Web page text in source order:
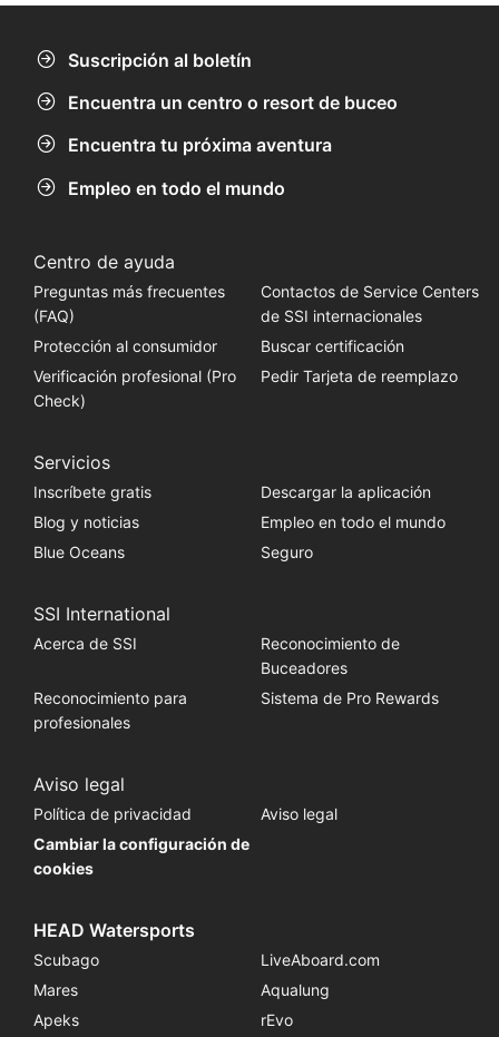
Suscripción al boletín
Encuentra un centro o resort de buceo
Encuentra tu próxima aventura
Empleo en todo el mundo
Centro de ayuda
Preguntas más frecuentes
(FAQ)
Contactos de Service Centers
de SSI internacionales
Protección al consumidor
Buscar certificación
Verificación profesional (Pro
Check)
Pedir Tarjeta de reemplazo
Servicios
Inscríbete gratis
Descargar la aplicación
Blog y noticias
Empleo en todo el mundo
Blue Oceans
Seguro
SSI International
Acerca de SSI
Reconocimiento de
Buceadores
Reconocimiento para
profesionales
Sistema de Pro Rewards
Aviso legal
Política de privacidad
Aviso legal
Cambiar la configuración de
cookies
HEAD Watersports
Scubago
LiveAboard.com
Mares
Aqualung
Apeks
rEvo